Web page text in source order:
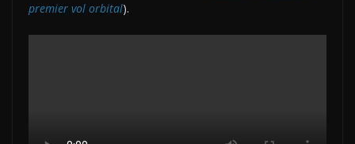
premier vol orbital).